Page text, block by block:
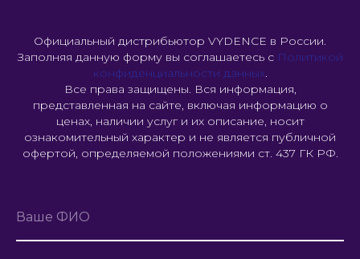
Официальный дистрибьютор VYDENCE в России.
Заполняя данную форму вы соглашаетесь с Политикой
конфиденциальности данных.
Все права защищены. Вся информация,
представленная на сайте, включая информацию о
ценах, наличии услуг и их описание, носит
ознакомительный характер и не является публичной
офертой, определяемой положениями ст. 437 ГК РФ.